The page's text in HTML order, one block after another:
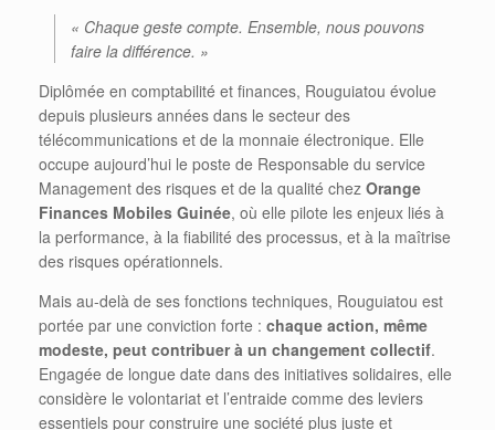
« Chaque geste compte. Ensemble, nous pouvons
faire la différence. »
Diplômée en comptabilité et finances, Rouguiatou évolue
depuis plusieurs années dans le secteur des
télécommunications et de la monnaie électronique. Elle
occupe aujourd’hui le poste de Responsable du service
Management des risques et de la qualité chez Orange
Finances Mobiles Guinée, où elle pilote les enjeux liés à
la performance, à la fiabilité des processus, et à la maîtrise
des risques opérationnels.
Mais au-delà de ses fonctions techniques, Rouguiatou est
portée par une conviction forte : chaque action, même
modeste, peut contribuer à un changement collectif.
Engagée de longue date dans des initiatives solidaires, elle
considère le volontariat et l’entraide comme des leviers
essentiels pour construire une société plus juste et